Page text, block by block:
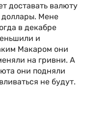
доставать валюту
доллары. Мене
в декабре
и
Макаром они
на гривни. А
они подняли
не будут.